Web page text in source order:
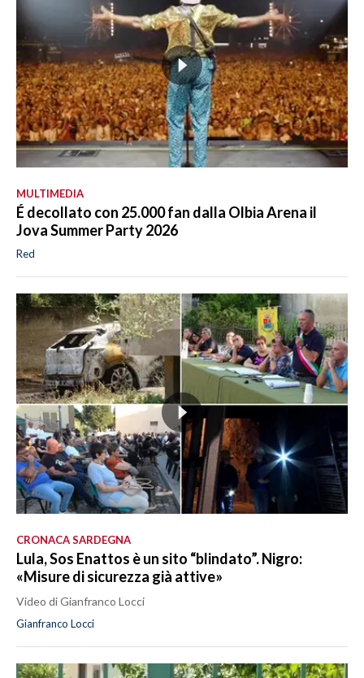
MULTIMEDIA
É decollato con 25.000 fan dalla Olbia Arena il
Jova Summer Party 2026
Red
CRONACA SARDEGNA
Lula, Sos Enattos è un sito “blindato”. Nigro:
«Misure di sicurezza già attive»
Video di Gianfranco Locci
Gianfranco Locci